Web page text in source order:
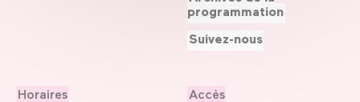
Horaires
Accès
programmation
Suivez-nous